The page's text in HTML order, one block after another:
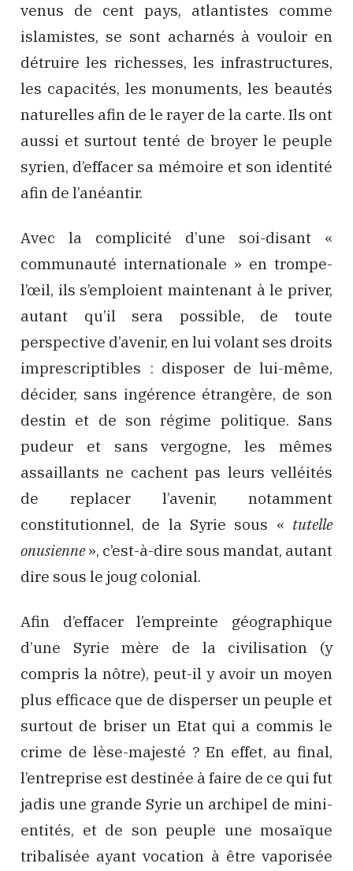
venus de cent pays, atlantistes comme
islamistes, se sont acharnés à vouloir en
détruire les richesses, les infrastructures,
les capacités, les monuments, les beautés
naturelles afin de le rayer de la carte. Ils ont
aussi et surtout tenté de broyer le peuple
syrien, d’effacer sa mémoire et son identité
afin de l’anéantir.
Avec la complicité d’une soi-disant «
communauté internationale » en trompe-
l’œil, ils s’emploient maintenant à le priver,
autant qu’il sera possible, de toute
perspective d’avenir, en lui volant ses droits
imprescriptibles : disposer de lui-même,
décider, sans ingérence étrangère, de son
destin et de son régime politique. Sans
pudeur et sans vergogne, les mêmes
assaillants ne cachent pas leurs velléités
de replacer l’avenir, notamment
constitutionnel, de la Syrie sous « tutelle
onusienne », c’est-à-dire sous mandat, autant
dire sous le joug colonial.
Afin d’effacer l’empreinte géographique
d’une Syrie mère de la civilisation (y
compris la nôtre), peut-il y avoir un moyen
plus efficace que de disperser un peuple et
surtout de briser un Etat qui a commis le
crime de lèse-majesté ? En effet, au final,
l’entreprise est destinée à faire de ce qui fut
jadis une grande Syrie un archipel de mini-
entités, et de son peuple une mosaïque
tribalisée ayant vocation à être vaporisée